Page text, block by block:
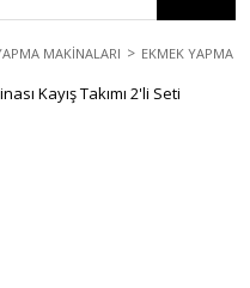
MAKİNALARI EKMEK YAPMA